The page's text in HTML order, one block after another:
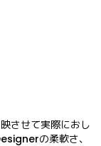
させて実際におし
の柔軟さ、